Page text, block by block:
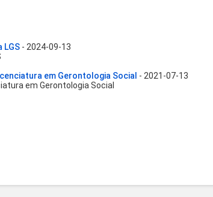
LGS - 2024-09-13
em Gerontologia Social - 2021-07-13
em Gerontologia Social